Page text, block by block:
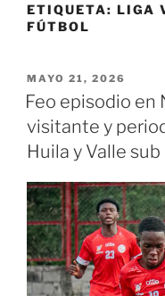
ETIQUETA: LIGA
FÚTBOL
PUBLICADO
EL
MAYO 21, 2026
Feo episodio en
visitante y
Huila y Valle sub